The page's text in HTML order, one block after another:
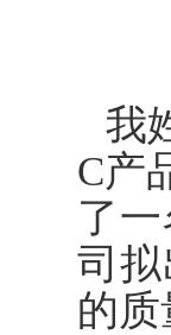
我
C产
了
司
的